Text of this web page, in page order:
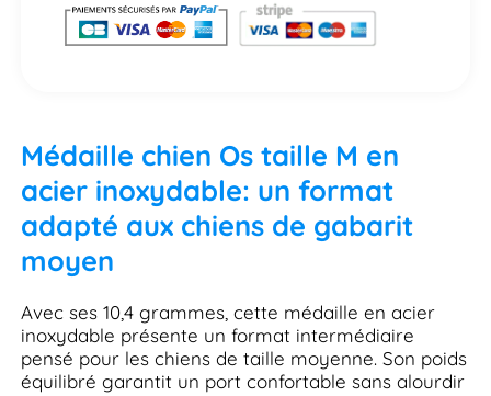
Médaille chien Os taille M en
acier inoxydable: un format
adapté aux chiens de gabarit
moyen
Avec ses 10,4 grammes, cette médaille en acier
inoxydable présente un format intermédiaire
pensé pour les chiens de taille moyenne. Son poids
équilibré garantit un port confortable sans alourdir